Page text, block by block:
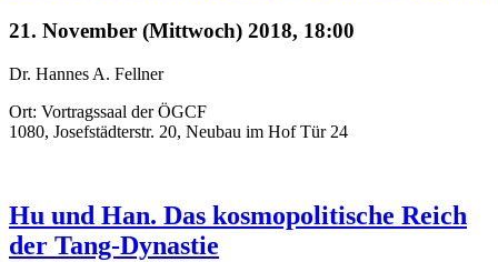
21. November (Mittwoch) 2018, 18:00
Dr. Hannes A. Fellner
Ort: Vortragssaal der ÖGCF
1080, Josefstädterstr. 20, Neubau im Hof Tür 24
Hu und Han. Das kosmopolitische Reich
der Tang-Dynastie